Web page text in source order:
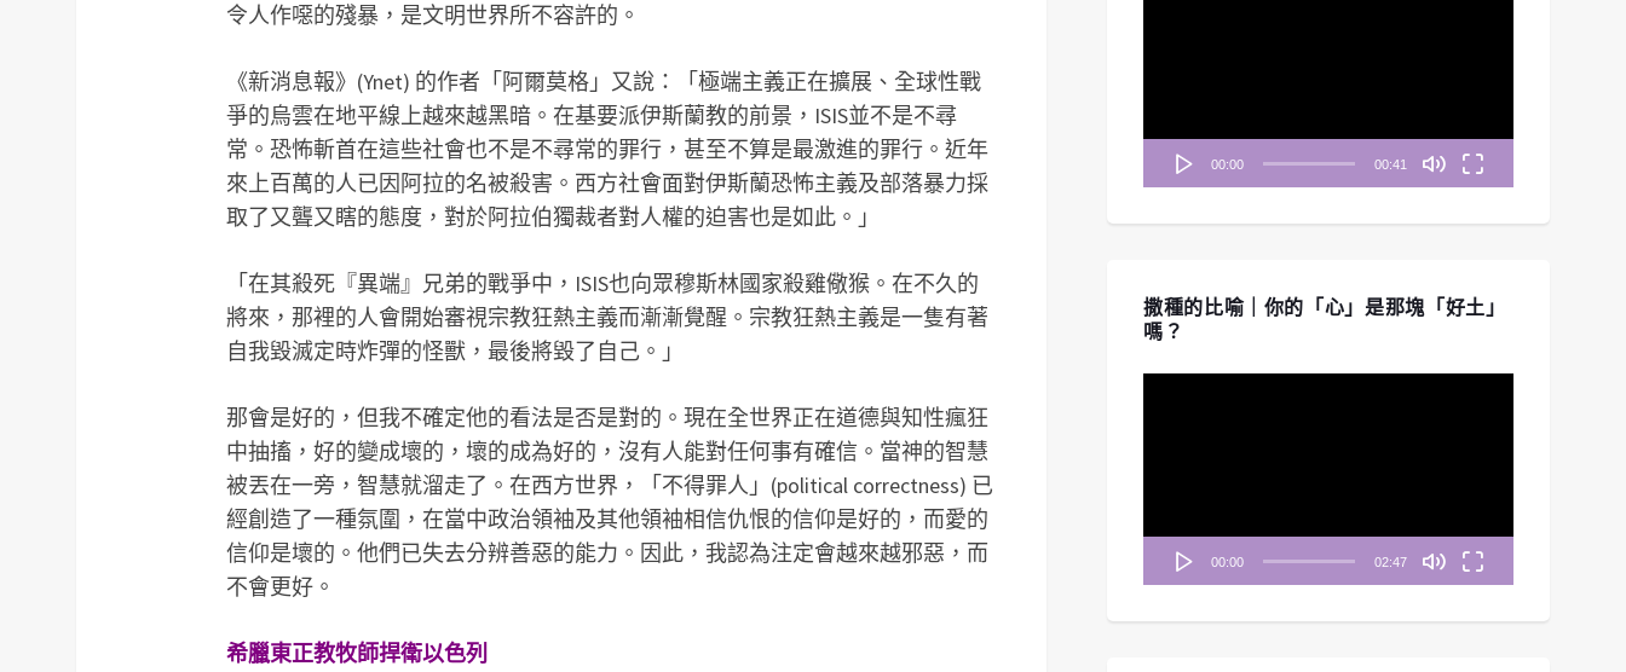
令人作噁的殘暴，是文明世界所不容許的。
《新消息報》(Ynet) 的作者「阿爾莫格」又說：「極端主義正在擴展、全球性戰
爭的烏雲在地平線上越來越黑暗。在基要派伊斯蘭教的前景，ISIS並不是不尋
常。恐怖斬首在這些社會也不是不尋常的罪行，甚至不算是最激進的罪行。近年
來上百萬的人已因阿拉的名被殺害。西方社會面對伊斯蘭恐怖主義及部落暴力採
取了又聾又瞎的態度，對於阿拉伯獨裁者對人權的迫害也是如此。」
「在其殺死『異端』兄弟的戰爭中，ISIS也向眾穆斯林國家殺雞儆猴。在不久的
將來，那裡的人會開始審視宗教狂熱主義而漸漸覺醒。宗教狂熱主義是一隻有著
自我毀滅定時炸彈的怪獸，最後將毀了自己。」
那會是好的，但我不確定他的看法是否是對的。現在全世界正在道德與知性瘋狂
中抽搐，好的變成壞的，壞的成為好的，沒有人能對任何事有確信。當神的智慧
被丟在一旁，智慧就溜走了。在西方世界，「不得罪人」(political correctness) 已
經創造了一種氛圍，在當中政治領袖及其他領袖相信仇恨的信仰是好的，而愛的
信仰是壞的。他們已失去分辨善惡的能力。因此，我認為注定會越來越邪惡，而
不會更好。
希臘東正教牧師捍衛以色列
00:00 00:41
撒種的比喻｜你的「心」是那塊「好土」
嗎？
00:00 02:47